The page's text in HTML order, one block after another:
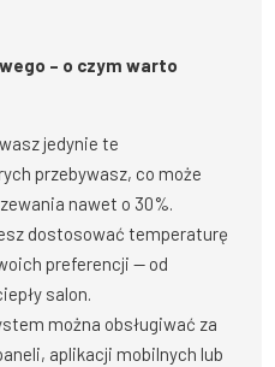
– o czym warto
jedynie te
przebywasz, co może
nawet o 30%.
dostosować temperaturę
preferencji — od
salon.
można obsługiwać za
aplikacji mobilnych lub